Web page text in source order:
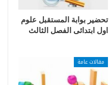
تحضير بوابة المستقبل علوم
اول ابتدائى الفصل الثالث
مقالات عامة